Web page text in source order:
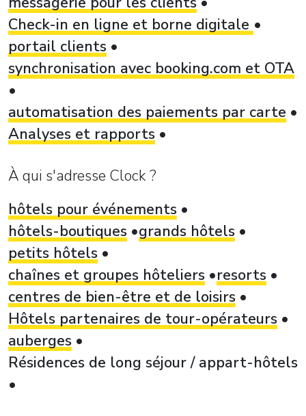
Check-in en ligne et borne digitale
portail clients
synchronisation avec booking.com et OTA
automatisation des paiements par carte
Analyses et rapports
À qui s'adresse Clock ?
hôtels pour événements
hôtels-boutiques grands hôtels
petits hôtels
chaînes et groupes hôteliers
resorts
centres de bien-être et de loisirs
Hôtels partenaires de tour-opérateurs
auberges
Résidences de long séjour / appart-hôtels